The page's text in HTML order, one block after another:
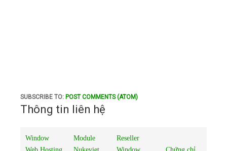
SUBSCRIBE TO: POST COMMENTS (ATOM)
Thông tin liên hệ
Window
Module
Reseller